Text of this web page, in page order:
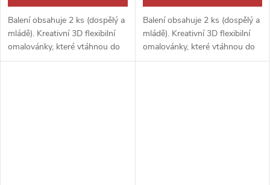
Balení obsahuje 2 ks (dospělý a
mládě). Kreativní 3D flexibilní
omalovánky, které vtáhnou do
světa přírody. Probuď v sobě
Balení obsahuje 2 ks (dospělý a
mládě). Kreativní 3D flexibilní
omalovánky, které vtáhnou do
světa přírody. Probuď v sobě